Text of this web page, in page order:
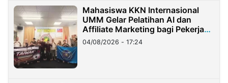
Mahasiswa KKN Internasional
UMM Gelar Pelatihan AI dan
Affiliate Marketing bagi Pekerja
Migran Indonesia di Taiwan
04/08/2026 - 17:24